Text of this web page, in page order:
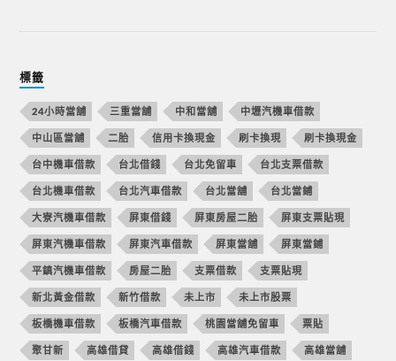
標籤
24小時當舖 三重當舖 中和當舖 中壢汽機車借款
中山區當舖 二胎 信用卡換現金 刷卡換現 刷卡換現金
台中機車借款 台北借錢 台北免留車 台北支票借款
台北機車借款 台北汽車借款 台北當舖 台北當鋪
大寮汽機車借款 屏東借錢 屏東房屋二胎 屏東支票貼現
屏東汽機車借款 屏東汽車借款 屏東當舖 屏東當鋪
平鎮汽機車借款 房屋二胎 支票借款 支票貼現
新北黃金借款 新竹借款 未上市 未上市股票
板橋機車借款 板橋汽車借款 桃園當舖免留車 票貼
聚甘新 高雄借貸 高雄借錢 高雄汽車借款 高雄當舖